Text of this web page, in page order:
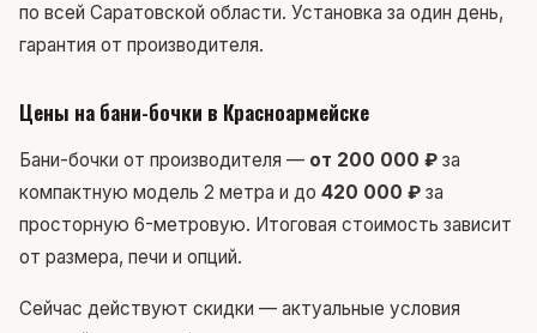
по всей Саратовской области. Установка за один день,
гарантия от производителя.
Цены на бани-бочки в Красноармейске
Бани-бочки от производителя — от 200 000 ₽ за
компактную модель 2 метра и до 420 000 ₽ за
просторную 6-метровую. Итоговая стоимость зависит
от размера, печи и опций.
Сейчас действуют скидки — актуальные условия